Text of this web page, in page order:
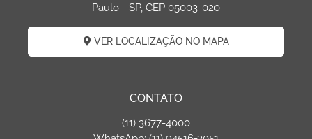
Paulo - SP, CEP 05003-020
VER LOCALIZAÇÃO NO MAPA
CONTATO
(11) 3677-4000